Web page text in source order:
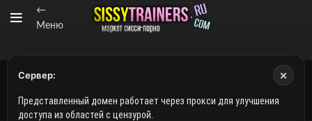
←
Меню
Сервер: ×
Представленный домен работает через прокси для улучшения
доступа из областей с цензурой.